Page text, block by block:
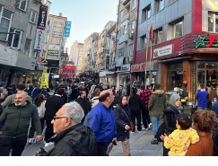
EĞİTİM
DİĞER